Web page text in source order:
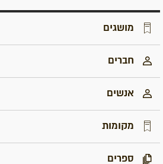
מושגים
חברים
אנשים
מקומות
ספרים